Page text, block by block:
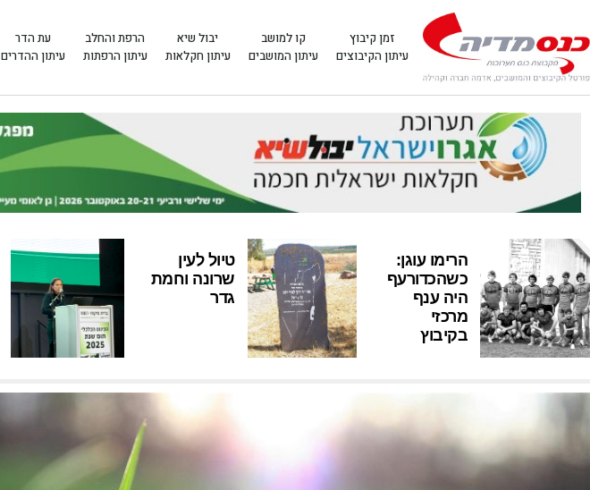
זמן קיבוץ
עיתון הקיבוצים
קו למושב
עיתון המושבים
יבול שיא
עיתון חקלאות
הרפת והחלב
עיתון הרפתות
עת הדר
עיתון ההדרים
הרימו עוגן:
כשהכדורעף
היה ענף
מרכזי
בקיבוץ
טיול לעין
שרונה וחמת
גדר